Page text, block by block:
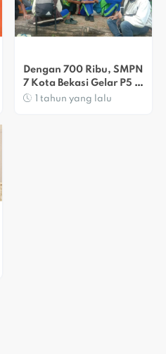
Dengan 700 Ribu, SMPN
7 Kota Bekasi Gelar P5
Di Bogor
1 tahun yang lalu